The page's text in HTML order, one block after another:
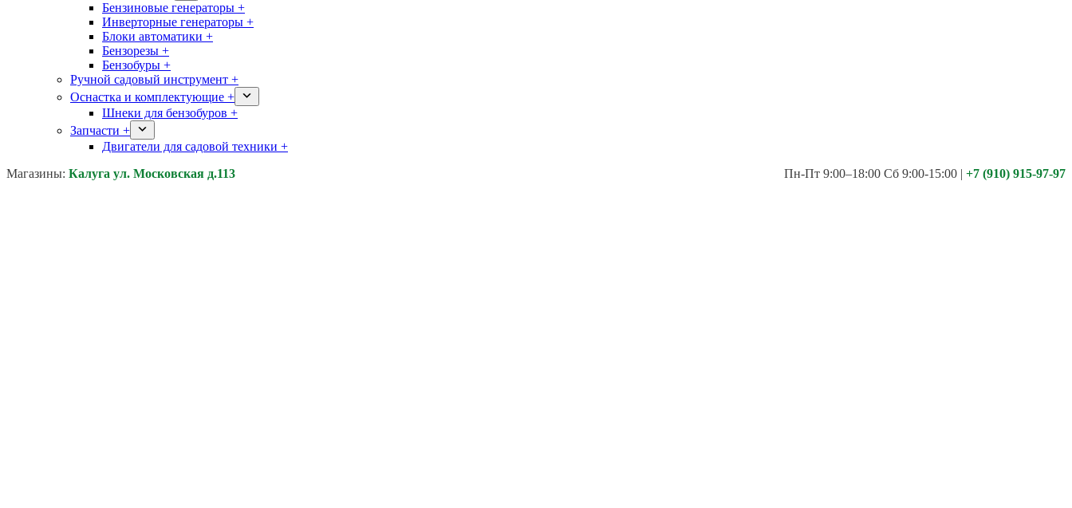
Бензиновые генераторы +
Инверторные генераторы +
Блоки автоматики +
Бензорезы +
Бензобуры +
Ручной садовый инструмент +
Оснастка и комплектующие +
Шнеки для бензобуров +
Запчасти +
Двигатели для садовой техники +
Магазины: Калуга ул. Московская д.113 Пн-Пт 9:00–18:00 Сб 9:00-15:00 | +7 (910) 915-97-97